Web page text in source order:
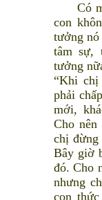
Có
con
tưởng nó
tâm sự,
tưởng
“Khi chị
phải
mới,
Cho
chị đừng
Bây giờ
đó. Cho
nhưng
con